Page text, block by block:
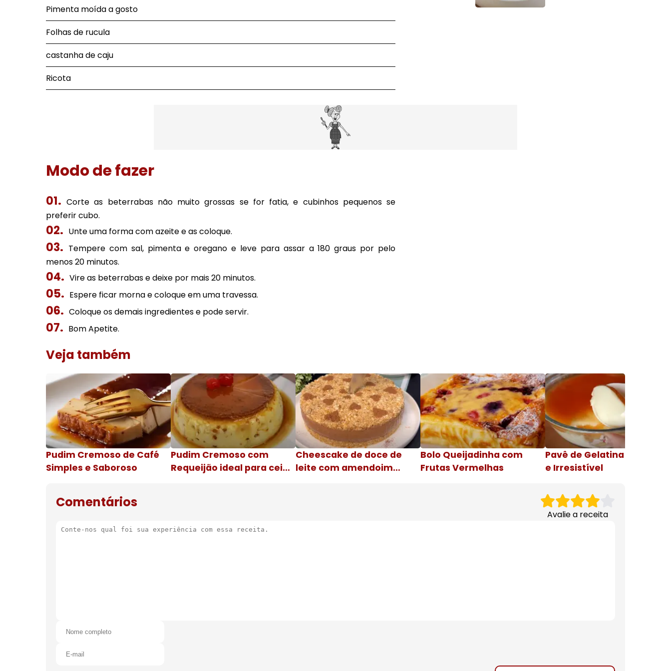
Pimenta moída a gosto
Folhas de rucula
castanha de caju
Ricota
Modo de fazer
Corte as beterrabas não muito grossas se for fatia, e cubinhos pequenos se
preferir cubo.
Unte uma forma com azeite e as coloque.
Tempere com sal, pimenta e oregano e leve para assar a 180 graus por pelo
menos 20 minutos.
Vire as beterrabas e deixe por mais 20 minutos.
Espere ficar morna e coloque em uma travessa.
Coloque os demais ingredientes e pode servir.
Bom Apetite.
Veja também
Pudim Cremoso de Café
Simples e Saboroso
Pudim Cremoso com
Requeijão ideal para ceia
Cheescake de doce de
leite com amendoim
Bolo Queijadinha com
Frutas Vermelhas
Pavê de Gelatina Cremosa
e Irresistível
Comentários
Avalie a receita